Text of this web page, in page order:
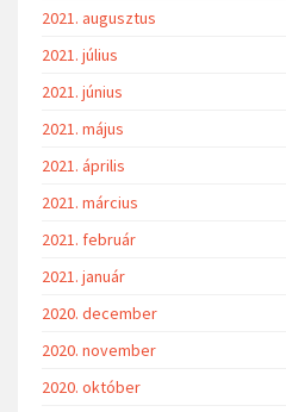
2021. augusztus
2021. július
2021. június
2021. május
2021. április
2021. március
2021. február
2021. január
2020. december
2020. november
2020. október